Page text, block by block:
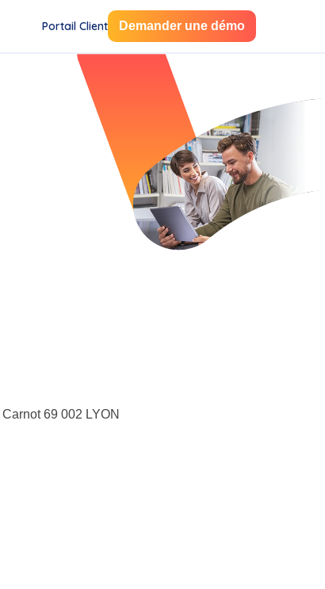
Portail Client Demander une démo
Carnot69 002 LYON